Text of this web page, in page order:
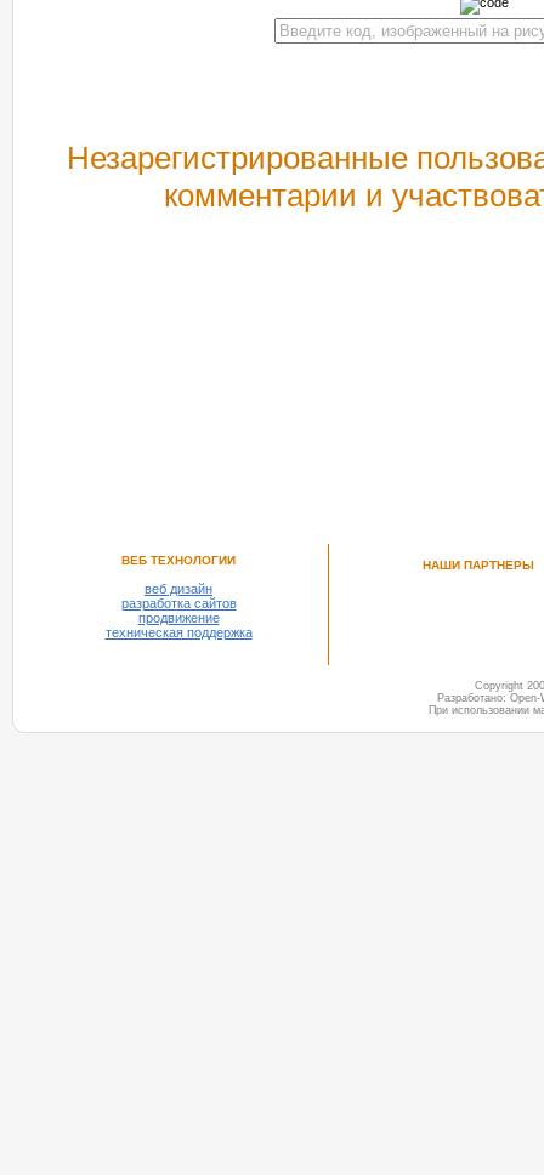
Незарегистрированные
комментарии и
ВЕБ ТЕХНОЛОГИИ
веб дизайн
разработка сайтов
продвижение
техническая поддержка
НАШИ ПАРТНЕРЫ
Copyright
Разработано:
При использовании